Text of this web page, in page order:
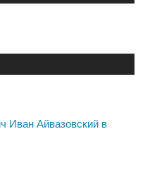
Иван Айвазовский в